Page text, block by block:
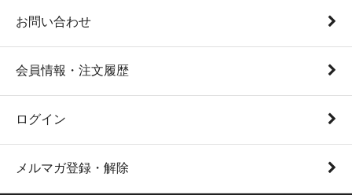
お問い合わせ
会員情報・注文履歴
ログイン
メルマガ登録・解除